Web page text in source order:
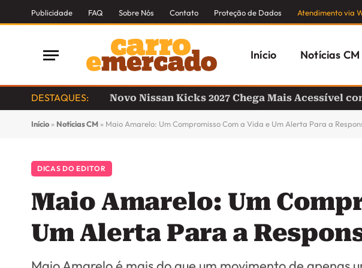
Publicidade FAQ Sobre Nós Contato Proteção de Dados Atendimento via
Início Notícias CM
DESTAQUES: Novo Nissan Kicks 2027 Chega Mais Acessível
Início » Notícias CM » Maio Amarelo: Um Compromisso Com a Vida e Um Alerta Para a
DICAS DO EDITOR
Maio Amarelo: Um
Um Alerta Para a